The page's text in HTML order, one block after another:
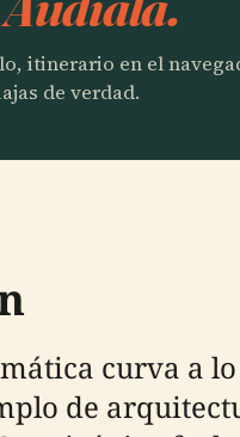
itinerario en el
de verdad.
curva a
de